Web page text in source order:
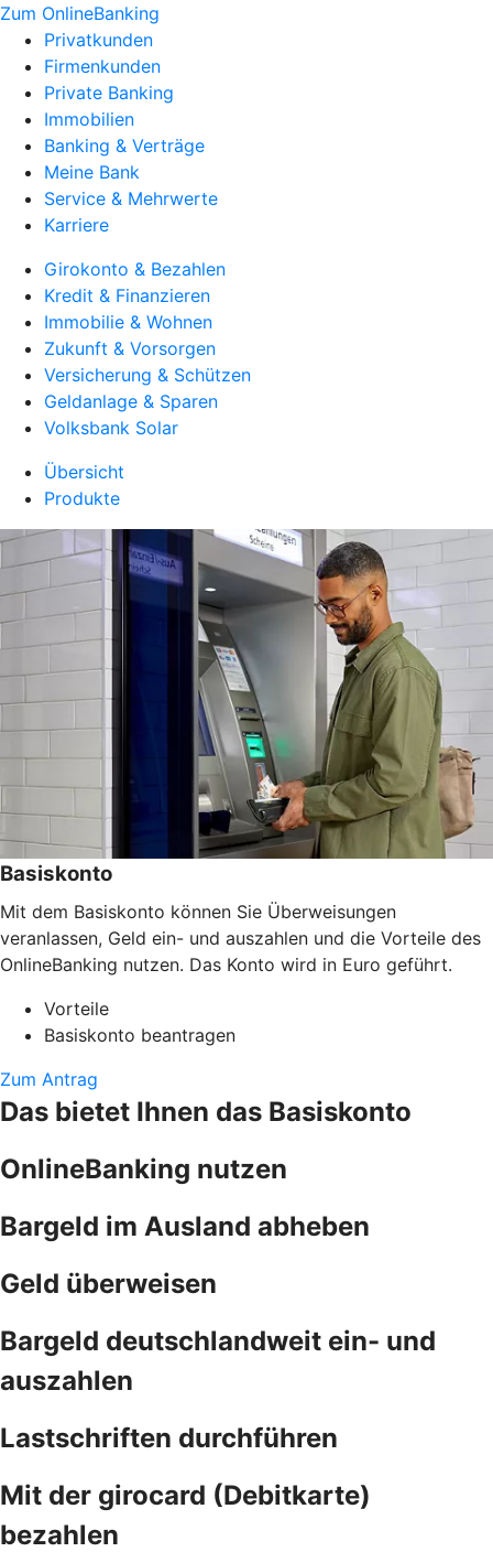
Zum OnlineBanking
Privatkunden
Firmenkunden
Private Banking
Immobilien
Banking & Verträge
Meine Bank
Service & Mehrwerte
Karriere
Girokonto & Bezahlen
Kredit & Finanzieren
Immobilie & Wohnen
Zukunft & Vorsorgen
Versicherung & Schützen
Geldanlage & Sparen
Volksbank Solar
Übersicht
Produkte
Basiskonto
Mit dem Basiskonto können Sie Überweisungen
veranlassen, Geld ein- und auszahlen und die Vorteile des
OnlineBanking nutzen. Das Konto wird in Euro geführt.
Vorteile
Basiskonto beantragen
Zum Antrag
Das bietet Ihnen das Basiskonto
OnlineBanking nutzen
Bargeld im Ausland abheben
Geld überweisen
Bargeld deutschlandweit ein- und
auszahlen
Lastschriften durchführen
Mit der girocard (Debitkarte)
bezahlen